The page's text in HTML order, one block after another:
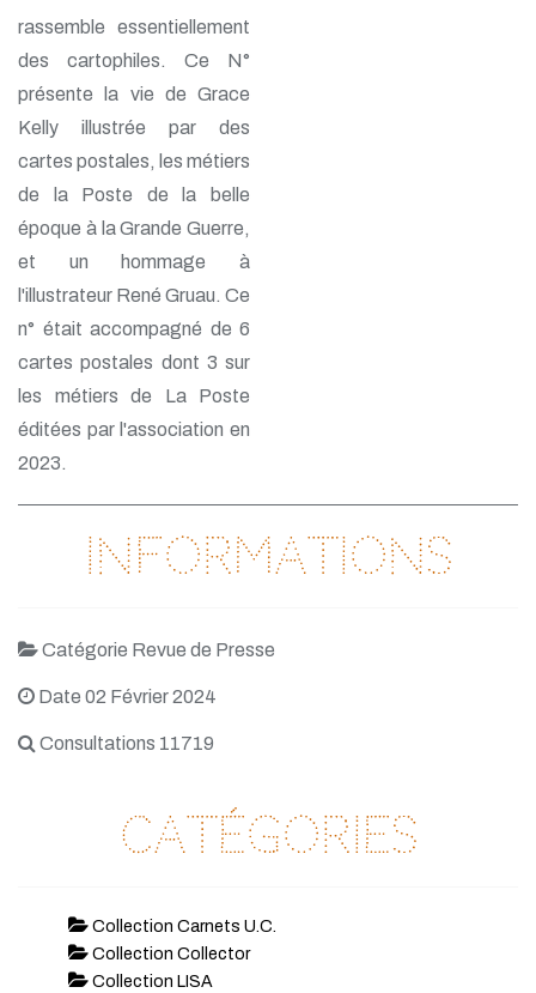
rassemble essentiellement
des cartophiles. Ce N°
présente la vie de Grace
Kelly illustrée par des
cartes postales, les métiers
de la Poste de la belle
époque à la Grande Guerre,
et un hommage à
l'illustrateur René Gruau. Ce
n° était accompagné de 6
cartes postales dont 3 sur
les métiers de La Poste
éditées par l'association en
2023.
Informations
Catégorie Revue de Presse
Date 02 Février 2024
Consultations 11719
Catégories
Collection Carnets U.C.
Collection Collector
Collection LISA